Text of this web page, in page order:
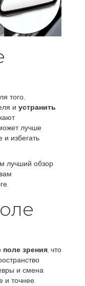
того,
и устранить
лучше
и избегать
лучший обзор
зрения, что
и смена
и точнее.